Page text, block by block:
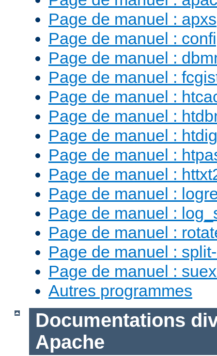
Page de manuel : apxs
Page de manuel :
Page de manuel :
Page de manuel :
Page de manuel :
Page de manuel :
Page de manuel :
Page de manuel :
Page de manuel :
Page de manuel :
Page de manuel :
Page de manuel :
Page de manuel :
Page de manuel :
Autres programmes
Documentations
Apache